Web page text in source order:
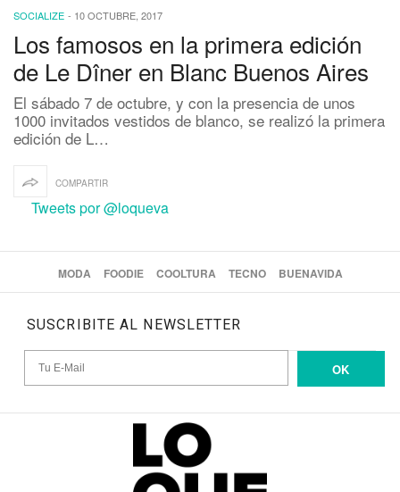
SOCIALIZE - 10 OCTUBRE, 2017
Los famosos en la primera edición
de Le Dîner en Blanc Buenos Aires
El sábado 7 de octubre, y con la presencia de unos
1000 invitados vestidos de blanco, se realizó la primera
edición de L…
COMPARTIR
Tweets por @loqueva
MODA FOODIE COOLTURA TECNO BUENAVIDA
SUSCRIBITE AL NEWSLETTER
OK